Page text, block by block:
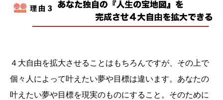
４大自由を拡大させることはもちろんですが、その上で
個々人によって叶えたい夢や目標は違います。あなたの
叶えたい夢や目標を現実のものにすること。そのために